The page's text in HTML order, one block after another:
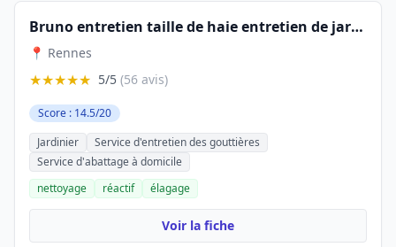
Bruno entretien taille de haie entretien de jardin
📍 Rennes
★★★★★ 5/5 (56 avis)
Score : 14.5/20
Jardinier
Service d'entretien des gouttières
Service d'abattage à domicile
nettoyage
réactif élagage
Voir la fiche